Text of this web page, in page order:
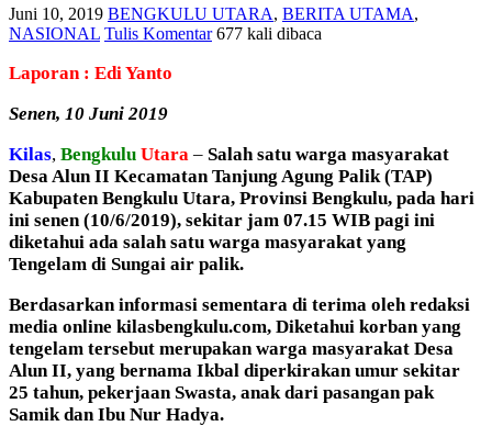
Juni 10, 2019 BENGKULU UTARA, BERITA UTAMA,
NASIONAL Tulis Komentar 677 kali dibaca
Laporan : Edi Yanto
Senen, 10 Juni 2019
Kilas, Bengkulu Utara – Salah satu warga masyarakat
Desa Alun II Kecamatan Tanjung Agung Palik (TAP)
Kabupaten Bengkulu Utara, Provinsi Bengkulu, pada hari
ini senen (10/6/2019), sekitar jam 07.15 WIB pagi ini
diketahui ada salah satu warga masyarakat yang
Tengelam di Sungai air palik.
Berdasarkan informasi sementara di terima oleh redaksi
media online kilasbengkulu.com, Diketahui korban yang
tengelam tersebut merupakan warga masyarakat Desa
Alun II, yang bernama Ikbal diperkirakan umur sekitar
25 tahun, pekerjaan Swasta, anak dari pasangan pak
Samik dan Ibu Nur Hadya.